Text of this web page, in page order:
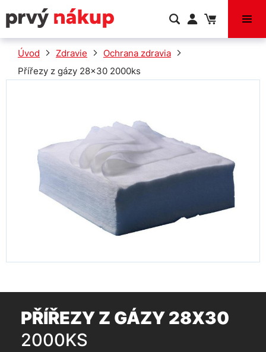
VÝPREDAJ
Úvod Zdravie
Ochrana zdravia
Přířezy z gázy 28x30 2000ks
PŘÍŘEZY Z GÁZY 28X30
2000KS